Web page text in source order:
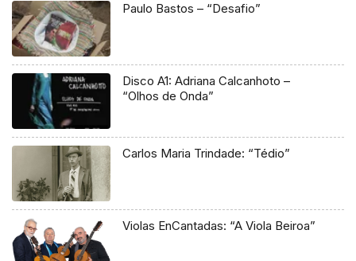
Paulo Bastos – “Desafio”
Disco A1: Adriana Calcanhoto –
“Olhos de Onda”
Carlos Maria Trindade: “Tédio”
Violas EnCantadas: “A Viola Beiroa”